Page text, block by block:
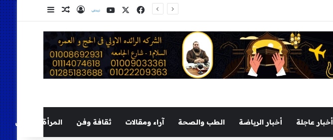
فيسبوك
‫X
‫YouTube
نلضتسجيل الدخول
مقال عشوائي
إضافة عمود
أخبار عاجلة أخبار الرياضة الطب والصحة آراء ومقالات ثقافة وفن المرأة والطفل